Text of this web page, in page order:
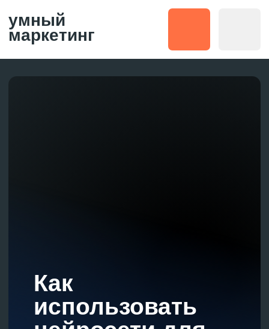
умный
маркетинг
креативов
в 2026: полный
гайд